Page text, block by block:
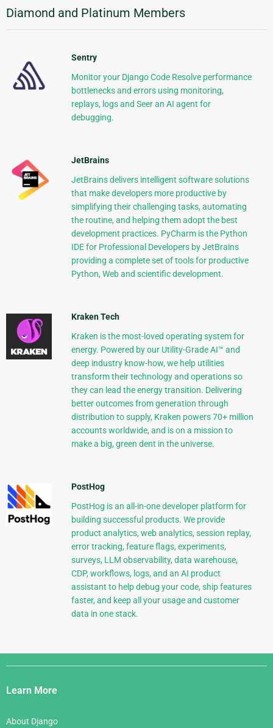
Diamond and Platinum Members
Sentry
Monitor your Django Code Resolve performance
bottlenecks and errors using monitoring,
replays, logs and Seer an AI agent for
debugging.
JetBrains
JetBrains delivers intelligent software solutions
that make developers more productive by
simplifying their challenging tasks, automating
the routine, and helping them adopt the best
development practices. PyCharm is the Python
IDE for Professional Developers by JetBrains
providing a complete set of tools for productive
Python, Web and scientific development.
Kraken Tech
Kraken is the most-loved operating system for
energy. Powered by our Utility-Grade AI™ and
deep industry know-how, we help utilities
transform their technology and operations so
they can lead the energy transition. Delivering
better outcomes from generation through
distribution to supply, Kraken powers 70+ million
accounts worldwide, and is on a mission to
make a big, green dent in the universe.
PostHog
PostHog is an all-in-one developer platform for
building successful products. We provide
product analytics, web analytics, session replay,
error tracking, feature flags, experiments,
surveys, LLM observability, data warehouse,
CDP, workflows, logs, and an AI product
assistant to help debug your code, ship features
faster, and keep all your usage and customer
data in one stack.
Django
Links
Learn More
About Django